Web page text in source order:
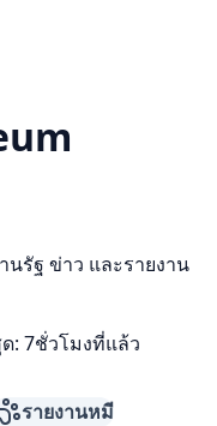
รัฐ ข่าว และรายงาน
: 7ชั่วโมงที่แล้ว
รายงานหมี